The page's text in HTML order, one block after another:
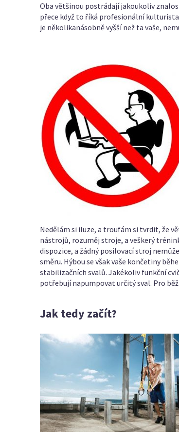
Oba většinou postrádají jakoukoliv
přece když to říká profesionální
je několikanásobně vyšší než ta vaše,
Nedělám si iluze, a troufám si tvrdit, že
nástrojů, rozuměj stroje, a veškerý
dispozice, a žádný posilovací stroj
směru. Hýbou se však vaše končetiny
stabilizačních svalů. Jakékoliv funkční
potřebují napumpovat určitý sval. Pro
Jak tedy začít?